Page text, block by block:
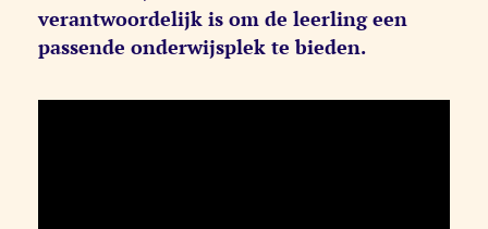
verantwoordelijk is om de leerling een
passende onderwijsplek te bieden.